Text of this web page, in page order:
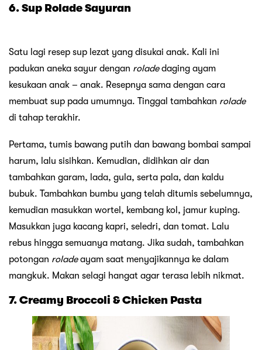
6. Sup Rolade Sayuran
Satu lagi resep sup lezat yang disukai anak. Kali ini
padukan aneka sayur dengan roladedaging ayam
kesukaan anak – anak. Resepnya sama dengan cara
membuat sup pada umumnya. Tinggal tambahkan rolade
di tahap terakhir.
Pertama, tumis bawang putih dan bawang bombai sampai
harum, lalu sisihkan. Kemudian, didihkan air dan
tambahkan garam, lada, gula, serta pala, dan kaldu
bubuk. Tambahkan bumbu yang telah ditumis sebelumnya,
kemudian masukkan wortel, kembang kol, jamur kuping.
Masukkan juga kacang kapri, seledri, dan tomat. Lalu
rebus hingga semuanya matang. Jika sudah, tambahkan
potongan roladeayam saat menyajikannya ke dalam
mangkuk. Makan selagi hangat agar terasa lebih nikmat.
7. Creamy Broccoli & Chicken Pasta